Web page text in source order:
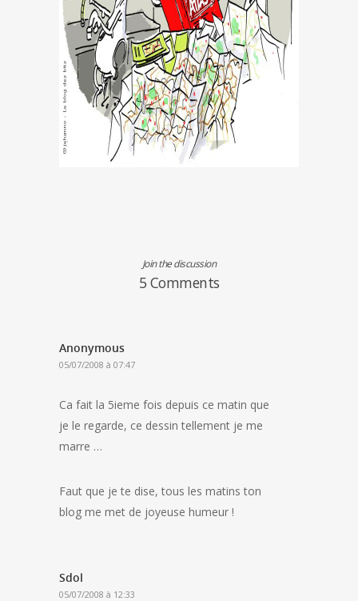
Join the discussion
5 Comments
Anonymous
05/07/2008 à 07:47
Ca fait la 5ieme fois depuis ce matin que
je le regarde, ce dessin tellement je me
marre …
Faut que je te dise, tous les matins ton
blog me met de joyeuse humeur !
Sdol
05/07/2008 à 12:33